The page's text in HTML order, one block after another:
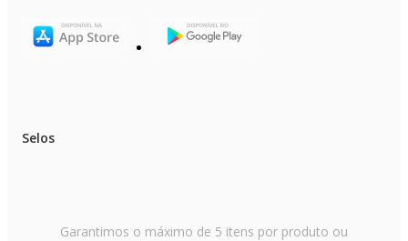
Dimensões da caixa (C x L x A); 62,5
x 15,5 x 12 cm
HEPA.
Selos
Garantimos o máximo de 5 itens por produto ou